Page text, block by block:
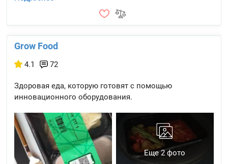
Grow Food
4.1 72
Здоровая еда, которую готовят с помощью
инновационного оборудования.
Еще 2 фото